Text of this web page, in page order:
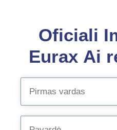
Oficiali
Eurax Ai